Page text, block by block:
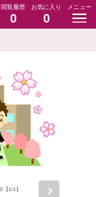
閲覧履歴
0
お気に入り
0
メニュー
【1/1】